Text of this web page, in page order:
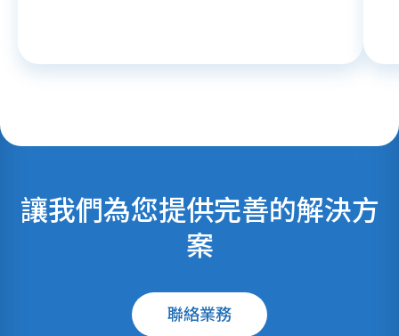
讓我們為您提供完善的解決方
案
聯絡業務